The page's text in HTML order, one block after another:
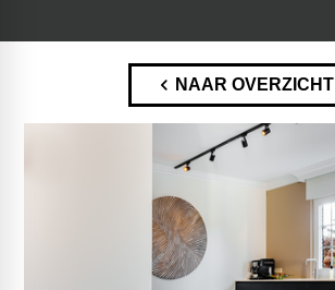
NAAR OVERZICHT